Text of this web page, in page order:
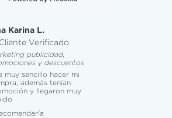
Karina L.
Cliente Verificado
publicidad,
y descuentos
muy sencillo hacer mi
además tenían
y llegaron muy